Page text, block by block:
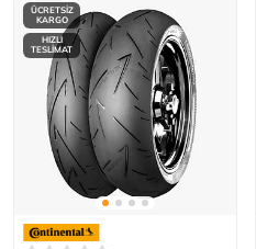
ÜCRETSİZ
KARGO
HIZLI
TESLİMAT